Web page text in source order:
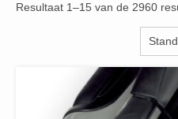
Resultaat 1–15 van de 2960